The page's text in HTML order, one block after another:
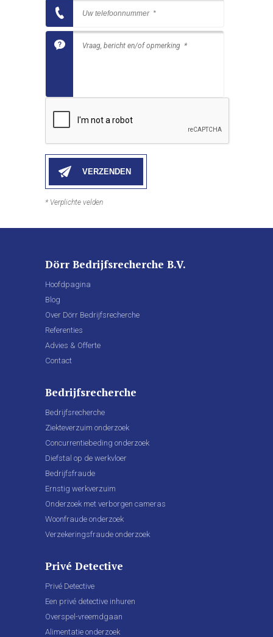
* Verplichte velden
Dörr Bedrijfsrecherche B.V.
Hoofdpagina
Blog
Over Dörr Bedrijfsrecherche
Referenties
Advies & Offerte
Contact
Bedrijfsrecherche
Bedrijfsrecherche
Ziekteverzuim onderzoek
Concurrentiebeding onderzoek
Diefstal op de werkvloer
Bedrijfsfraude
Ernstig werkverzuim
Onderzoek met verborgen cameras
Woonfraude onderzoek
Verzekeringsfraude onderzoek
Privé Detective
Privé Detective
Een privé detective inhuren
Overspel-vreemdgaan
Alimentatie onderzoek